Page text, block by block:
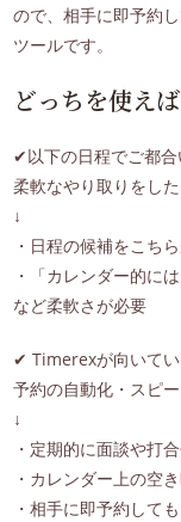
ので、相手に即予約
ツールです。
どっちを使え
✔以下の日程でご都
柔軟なやり取りをし
↓
・日程の候補をこち
・「カレンダー的に
など柔軟さが必要
✔ Timerexが向いてい
予約の自動化・スピ
↓
・定期的に面談や打
・カレンダー上の空
・相手に即予約して